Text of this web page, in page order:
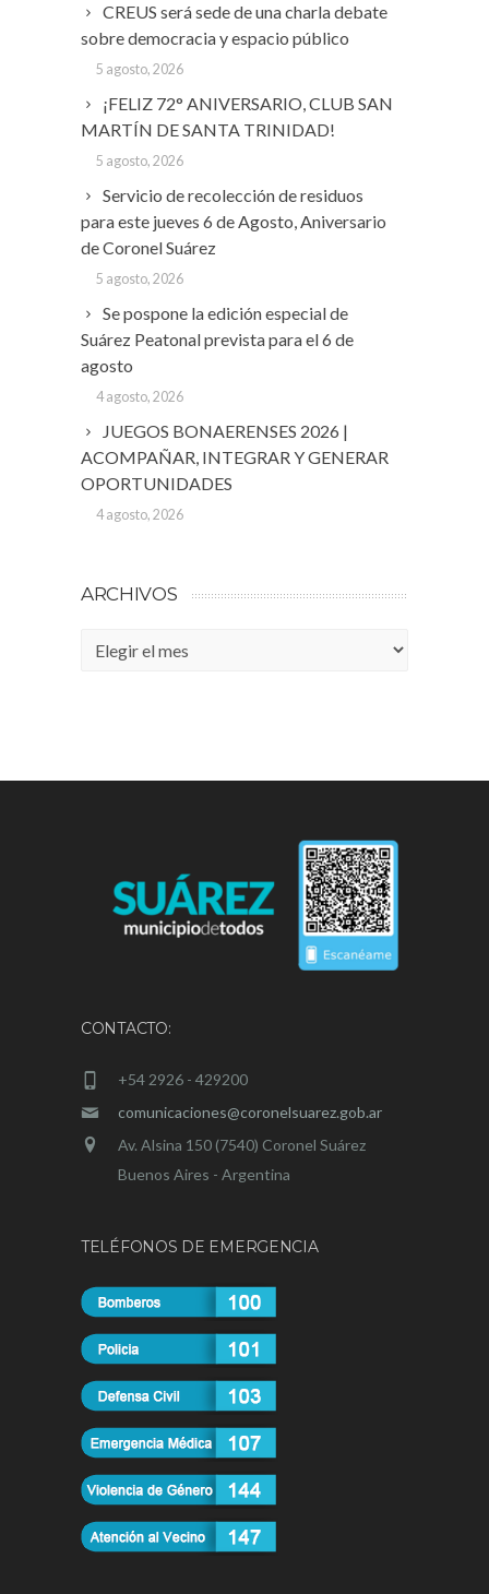
CREUS será sede de una charla debate
sobre democracia y espacio público
5 agosto, 2026
¡FELIZ 72° ANIVERSARIO, CLUB SAN
MARTÍN DE SANTA TRINIDAD!
5 agosto, 2026
Servicio de recolección de residuos
para este jueves 6 de Agosto, Aniversario
de Coronel Suárez
5 agosto, 2026
Se pospone la edición especial de
Suárez Peatonal prevista para el 6 de
agosto
4 agosto, 2026
JUEGOS BONAERENSES 2026 |
ACOMPAÑAR, INTEGRAR Y GENERAR
OPORTUNIDADES
4 agosto, 2026
ARCHIVOS
Archivos
CONTACTO:
+54 2926 - 429200
comunicaciones@coronelsuarez.gob.ar
Av. Alsina 150 (7540) Coronel Suárez
Buenos Aires - Argentina
TELÉFONOS DE EMERGENCIA